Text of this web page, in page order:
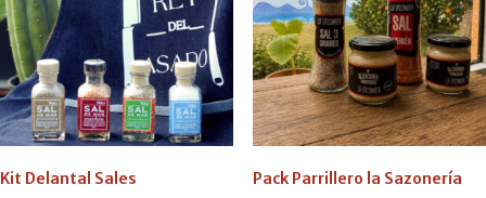
Kit Delantal Sales Pack Parrillero la Sazonería